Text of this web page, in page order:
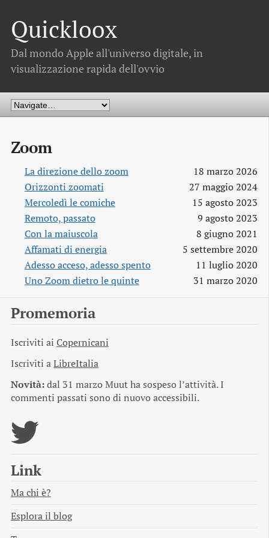
Quickloox
Dal mondo Apple all'universo digitale, in
visualizzazione rapida dell'ovvio
Zoom
La direzione dello zoom
18 marzo 2026
Orizzonti zoomati
27 maggio 2024
Mercoledì le comiche
15 agosto 2023
Remoto, passato
9 agosto 2023
Con la maiuscola
8 giugno 2021
Affamati di energia
5 settembre 2020
Adesso acceso, adesso spento
11 luglio 2020
Uno Zoom dietro le quinte
31 marzo 2020
Promemoria
Iscriviti ai Copernicani
Iscriviti aLibreItalia
Novità:dal 31 marzo Muut ha sospeso l’attività. I
commenti passati sono di nuovo accessibili.
Link
Ma chi è?
Esplora il blog